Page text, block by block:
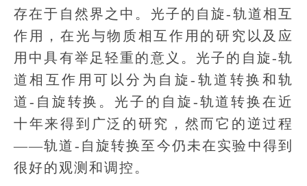
存在于自然界之中。光子的自旋-轨道相互
作用，在光与物质相互作用的研究以及应
用中具有举足轻重的意义。光子的自旋-轨
道相互作用可以分为自旋-轨道转换和轨
道-自旋转换。光子的自旋-轨道转换在近
十年来得到广泛的研究，然而它的逆过程
——轨道-自旋转换至今仍未在实验中得到
很好的观测和调控。